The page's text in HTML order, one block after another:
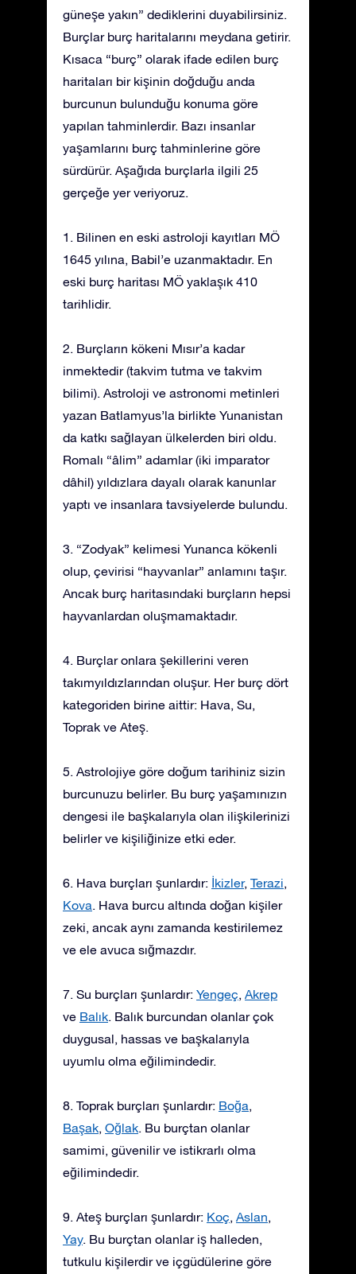
güneşe yakın” dediklerini duyabilirsiniz.
Burçlar burç haritalarını meydana getirir.
Kısaca “burç” olarak ifade edilen burç
haritaları bir kişinin doğduğu anda
burcunun bulunduğu konuma göre
yapılan tahminlerdir. Bazı insanlar
yaşamlarını burç tahminlerine göre
sürdürür. Aşağıda burçlarla ilgili 25
gerçeğe yer veriyoruz.
1. Bilinen en eski astroloji kayıtları MÖ
1645 yılına, Babil’e uzanmaktadır. En
eski burç haritası MÖ yaklaşık 410
tarihlidir.
2. Burçların kökeni Mısır’a kadar
inmektedir (takvim tutma ve takvim
bilimi). Astroloji ve astronomi metinleri
yazan Batlamyus’la birlikte Yunanistan
da katkı sağlayan ülkelerden biri oldu.
Romalı “âlim” adamlar (iki imparator
dâhil) yıldızlara dayalı olarak kanunlar
yaptı ve insanlara tavsiyelerde bulundu.
3. “Zodyak” kelimesi Yunanca kökenli
olup, çevirisi “hayvanlar” anlamını taşır.
Ancak burç haritasındaki burçların hepsi
hayvanlardan oluşmamaktadır.
4. Burçlar onlara şekillerini veren
takımyıldızlarından oluşur. Her burç dört
kategoriden birine aittir: Hava, Su,
Toprak ve Ateş.
5. Astrolojiye göre doğum tarihiniz sizin
burcunuzu belirler. Bu burç yaşamınızın
dengesi ile başkalarıyla olan ilişkilerinizi
belirler ve kişiliğinize etki eder.
6. Hava burçları şunlardır: İkizler, Terazi,
Kova. Hava burcu altında doğan kişiler
zeki, ancak aynı zamanda kestirilemez
ve ele avuca sığmazdır.
7. Su burçları şunlardır: Yengeç, Akrep
ve Balık. Balık burcundan olanlar çok
duygusal, hassas ve başkalarıyla
uyumlu olma eğilimindedir.
8. Toprak burçları şunlardır: Boğa,
Başak, Oğlak. Bu burçtan olanlar
samimi, güvenilir ve istikrarlı olma
eğilimindedir.
9. Ateş burçları şunlardır: Koç, Aslan,
Yay. Bu burçtan olanlar iş halleden,
tutkulu kişilerdir ve içgüdülerine göre